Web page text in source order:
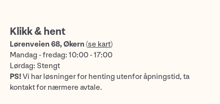
Klikk & hent
Lørenveien 68, Økern (se kart)
Mandag - fredag: 10:00 - 17:00
Lørdag: Stengt
PS!Vi har løsninger for henting utenfor åpningstid, ta
kontakt for nærmere avtale.